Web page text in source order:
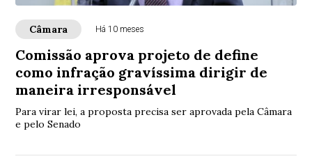
Câmara Há 10 meses
Comissão aprova projeto de define
como infração gravíssima dirigir de
maneira irresponsável
Para virar lei, a proposta precisa ser aprovada pela Câmara
e pelo Senado